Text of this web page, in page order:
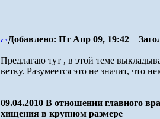
Добавлено: Пт Апр 09, 19:42
Предлагаю тут , в этой теме
ветку. Разумеется это не значит, что
09.04.2010 В отношении главного
хищения в крупном размере